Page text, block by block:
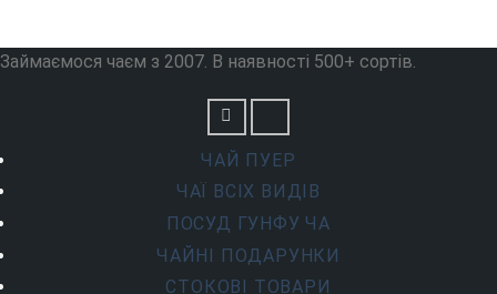
Займаємося чаєм з 2007. В наявності 500+ сортів.
ЧАЙ ПУЕР
ЧАЇ ВСІХ ВИДІВ
ПОСУД ГУНФУ ЧА
ЧАЙНІ ПОДАРУНКИ
СТОКОВІ ТОВАРИ